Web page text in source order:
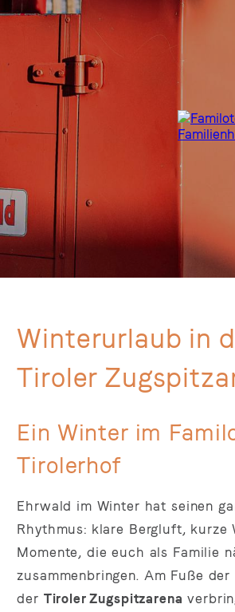
Winterurlaub in
Tiroler
Ein Winter im
Tirolerhof
Ehrwald im Winter hat seinen
Rhythmus: klare Bergluft, kurze
Momente, die euch als Familie
zusammenbringen. Am Fuße der
der Tiroler Zugspitzarena